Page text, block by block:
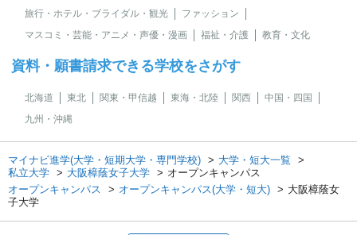
旅行・ホテル・ブライダル・観光
ファッション
マスコミ・芸能・アニメ・声優・漫画
福祉・介護 教育・文化
資料・願書請求できる学校をさがす
北海道 東北 関東・甲信越 東海・北陸 関西
中国・四国
九州・沖縄
マイナビ進学(大学・短期大学・専門学校)
大学・短大一覧
私立大学
大阪樟蔭女子大学
オープンキャンパス
オープンキャンパス
オープンキャンパス(大学・短大)
大阪樟蔭女
子大学